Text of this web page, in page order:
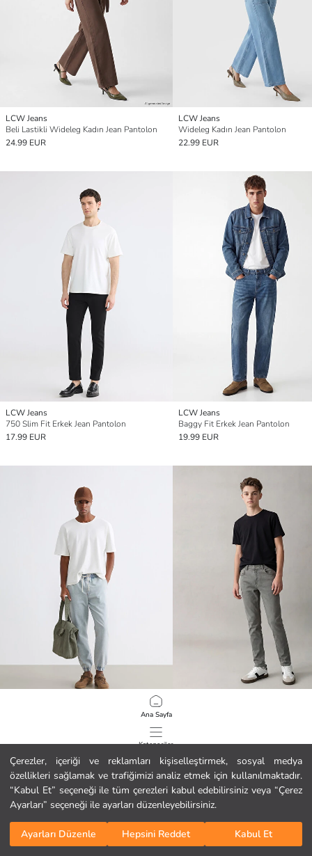
Çerezler, içeriği ve reklamları kişiselleştirmek, sosyal medya
özellikleri sağlamak ve trafiğimizi analiz etmek için kullanılmaktadır.
“Kabul Et” seçeneği ile tüm çerezleri kabul edebilirsiniz veya “Çerez
Ayarları” seçeneği ile ayarları düzenleyebilirsiniz.
Ayarları Düzenle Hepsini Reddet Kabul Et
Ana Sayfa
Kategoriler
Sepetim
LCW Jeans
Beli Lastikli Wideleg Kadın Jean Pantolon
24.99 EUR
LCW Jeans
Wideleg Kadın Jean Pantolon
22.99 EUR
LCW Jeans
750 Slim Fit Erkek Jean Pantolon
17.99 EUR
LCW Jeans
Baggy Fit Erkek Jean Pantolon
19.99 EUR
767